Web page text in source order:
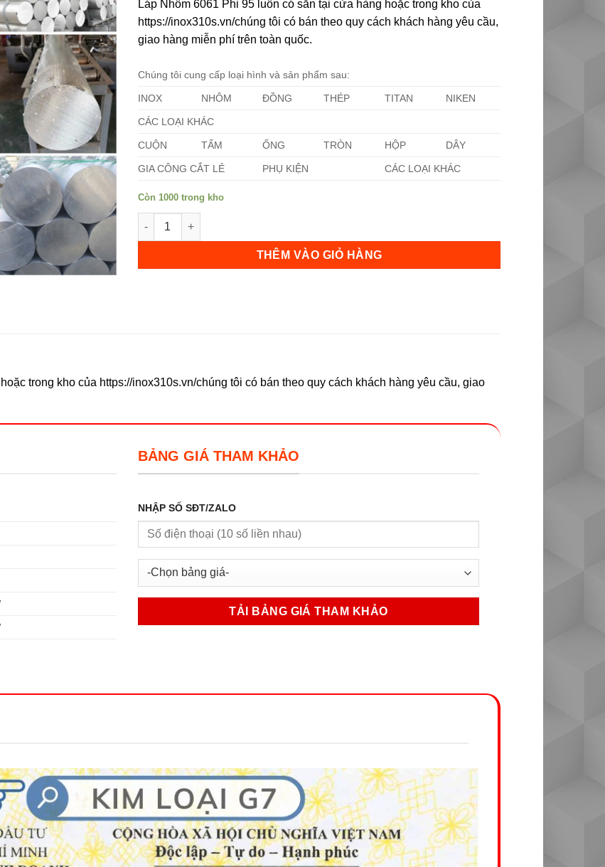
Láp Nhôm 6061 Phi 95 luôn có sẵn tại cửa hàng hoặc trong kho của
https://inox310s.vn/chúng tôi có bán theo quy cách khách hàng yêu cầu,
giao hàng miễn phí trên toàn quốc.
Chúng tôi cung cấp loại hình và sản phẩm sau:
INOX NHÔM ĐỒNG THÉP TITAN NIKEN
CÁC LOẠI KHÁC
CUỘN TẤM ỐNG TRÒN HỘP DÂY
GIA CÔNG CẮT LẺ PHỤ KIỆN CÁC LOẠI KHÁC
Còn 1000 trong kho
Láp Nhôm 6061 Phi 95 số lượng
THÊM VÀO GIỎ HÀNG
trong kho của https://inox310s.vn/chúng tôi có bán theo quy cách khách hàng yêu cầu, giao
BẢNG GIÁ THAM KHẢO
NHẬP SỐ SĐT/ZALO
Không hiển thị lại nữa!